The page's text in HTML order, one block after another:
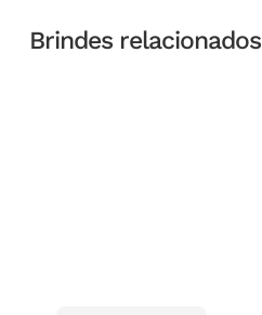
Brindes relacionados